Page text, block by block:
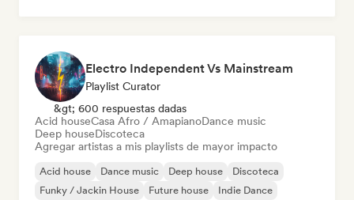
Electro Independent Vs Mainstream
Playlist Curator
&gt; 600 respuestas dadas
Acid houseCasa Afro / AmapianoDance music
Deep houseDiscoteca
Agregar artistas a mis playlists de mayor impacto
Acid house Dance music Deep house
Discoteca
Funky / Jackin House
Future house Indie Dance